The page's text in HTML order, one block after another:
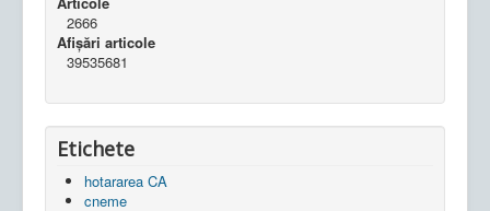
2666
Afișări articole
39535681
Etichete
hotararea CA
cneme